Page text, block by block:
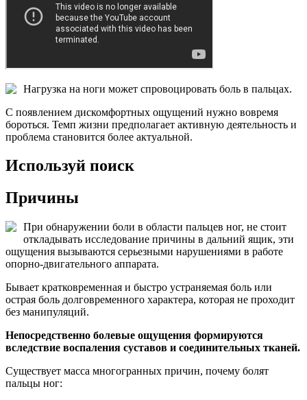
Нагрузка на ноги может спровоцировать боль в пальцах.
С появлением дискомфортных ощущений нужно вовремя
бороться. Темп жизни предполагает активную деятельность и
проблема становится более актуальной.
Используй поиск
Причины
При обнаружении боли в области пальцев ног, не стоит
откладывать исследование причины в дальний ящик, эти
ощущения вызываются серьезными нарушениями в работе
опорно-двигательного аппарата.
Бывает кратковременная и быстро устраняемая боль или
острая боль долговременного характера, которая не проходит
без манипуляций.
Непосредственно болевые ощущения формируются
вследствие воспаления суставов и соединительных тканей.
Существует масса многогранных причин, почему болят
пальцы ног: